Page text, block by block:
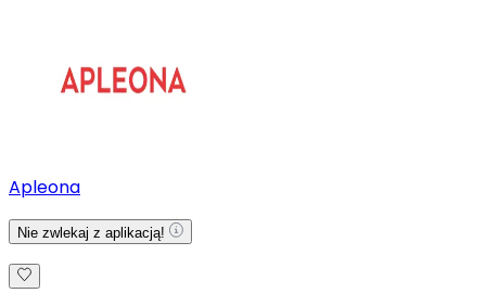
Apleona
Nie zwlekaj z aplikacją!